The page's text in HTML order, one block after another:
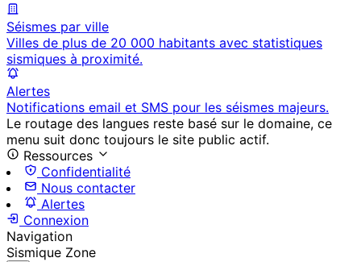
Séismes par ville
Villes de plus de 20 000 habitants avec statistiques
sismiques à proximité.
Alertes
Notifications email et SMS pour les séismes majeurs.
Le routage des langues reste basé sur le domaine, ce
menu suit donc toujours le site public actif.
Ressources
Confidentialité
Nous contacter
Alertes
Connexion
Navigation
Sismique Zone